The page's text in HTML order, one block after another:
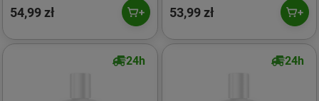
54,99 zł 53,99 zł
24h 24h